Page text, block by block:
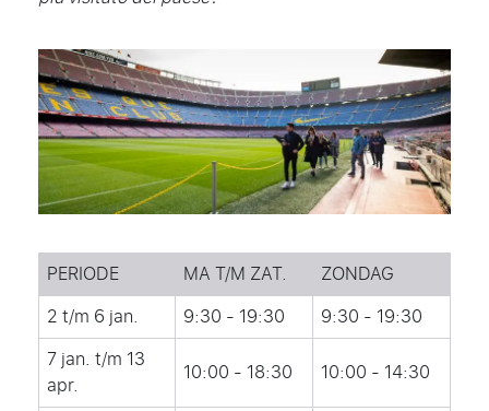
PERIODE MA T/M ZAT.
ZONDAG
2 t/m 6 jan.
9:30 - 19:30
9:30 - 19:30
7 jan. t/m 13
apr.
10:00 - 18:30
10:00 - 14:30